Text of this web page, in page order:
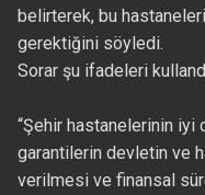
belirterek, bu
gerektiğini söyledi.
Sorar şu ifadeleri
“Şehir hastanelerinin iyi
garantilerin devletin ve
verilmesi ve finansal